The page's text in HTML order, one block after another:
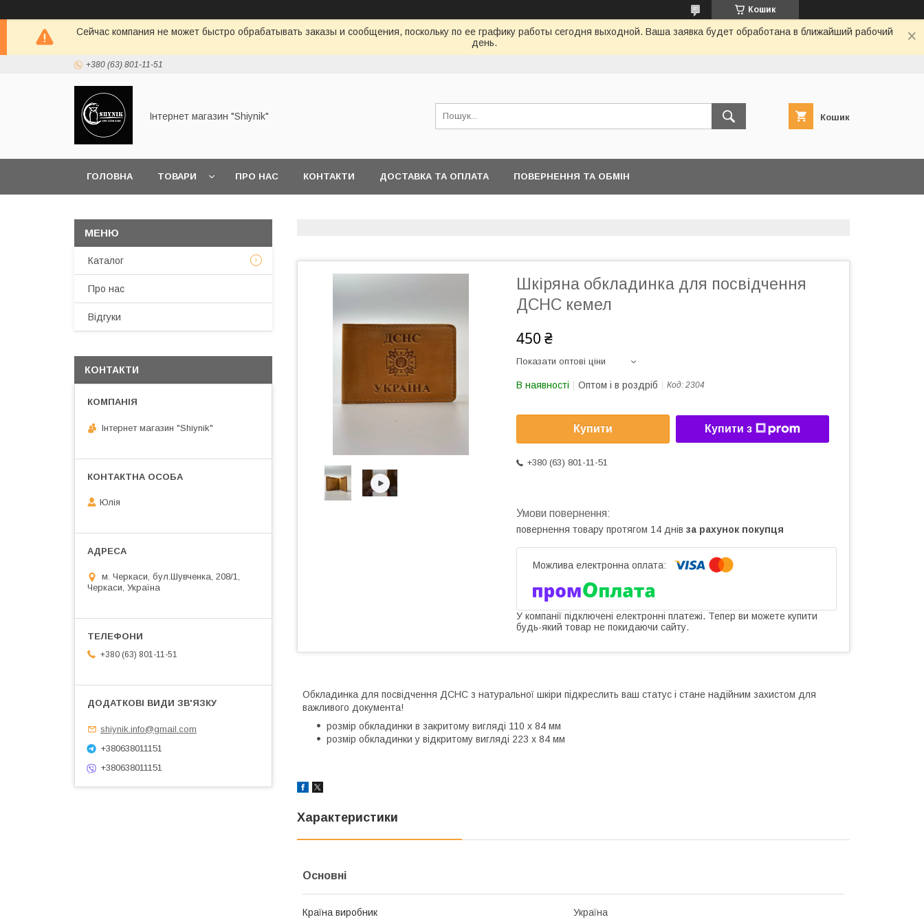
Кошик
Сейчас компания не может быстро обрабатывать заказы и сообщения, поскольку по ее графику работы сегодня выходной. Ваша заявка будет обработана в ближайший рабочий
день.
+380 (63) 801-11-51
Інтернет магазин "Shiynik" Кошик
ГОЛОВНА ТОВАРИ ПРО НАС КОНТАКТИ ДОСТАВКА ТА ОПЛАТА ПОВЕРНЕННЯ ТА ОБМІН
Шкіряна обкладинка для посвідчення
ДСНС кемел
450 ₴
Показати оптові ціни
В наявності Оптом і в роздріб Код: 2304
Купити Купити з
+380 (63) 801-11-51
повернення товару протягом 14 днів за рахунок покупця
У компанії підключені електронні платежі. Тепер ви можете купити
будь-який товар не покидаючи сайту.
Обкладинка для посвідчення ДСНС з натуральної шкіри підкреслить ваш статус і стане надійним захистом для
важливого документа!
розмір обкладинки в закритому вигляді 110 х 84 мм
розмір обкладинки у відкритому вигляді 223 х 84 мм
Характеристики
Основні
Країна виробник Україна
Каталог
Про нас
Відгуки
КОНТАКТИ
Інтернет магазин "Shiynik"
Юлія
м. Черкаси, бул.Шувченка, 208/1,
Черкаси, Україна
+380 (63) 801-11-51
shiynik.info@gmail.com
+380638011151
+380638011151